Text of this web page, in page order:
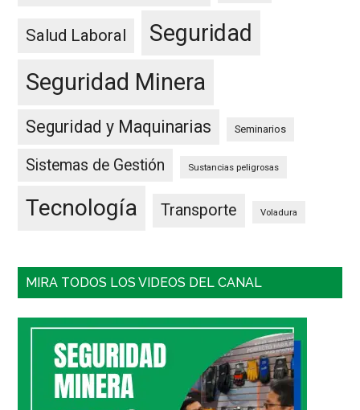
Salud Laboral
Seguridad
Seguridad Minera
Seguridad y Maquinarias Seminarios
Sistemas de Gestión Sustancias peligrosas
Tecnología Transporte Voladura
MIRA TODOS LOS VIDEOS DEL CANAL